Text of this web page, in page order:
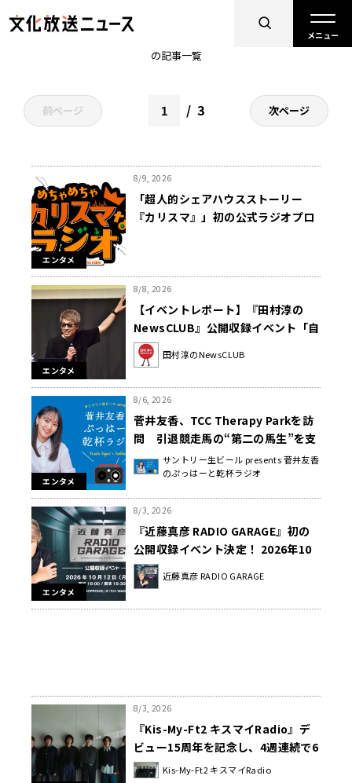
の記事一覧
前ページ 3 次ページ
エンタメ
8/9, 2026
「超人的シェアハウスストーリー
『カリスマ』」初の公式ラジオプロ
エンタメ
8/8, 2026
【イベントレポート】『田村淳の
NewsCLUB』公開収録イベント「自
分自身と話そうの日」を開催 ～来場
者とともに“人生の最後に流したい
田村淳のNewsCLUB
エンタメ
8/6, 2026
菅井友香、TCC Therapy Parkを訪
問 引退競走馬の“第二の馬生”を支
える取り組みに感動！
サントリー生ビール presents 菅井友香
のぷっはーと乾杯ラジオ
エンタメ
8/3, 2026
『近藤真彦 RADIO GARAGE』初の
公開収録イベント決定！ 2026年10
月12日（月・祝）SIX WAKE
ROPPONGIにて開催
近藤真彦 RADIO GARAGE
8/3, 2026
『Kis-My-Ft2 キスマイRadio』デ
ビュー15周年を記念し、4週連続で6
人全員での出演が決定！
Kis-My-Ft2 キスマイRadio